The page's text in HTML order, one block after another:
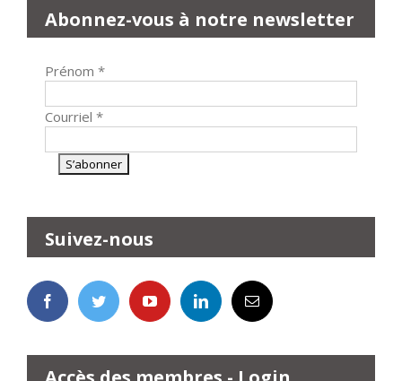
Abonnez-vous à notre newsletter
Prénom *
Courriel *
Suivez-nous